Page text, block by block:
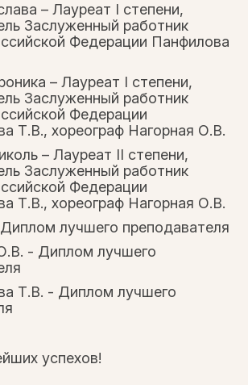
– Лауреат I степени,
Заслуженный работник
Федерации Панфилова
– Лауреат I степени,
Заслуженный работник
Федерации
Т.В., хореограф Нагорная О.В.
– Лауреат II степени,
Заслуженный работник
Федерации
Т.В., хореограф Нагорная О.В.
лучшего преподавателя
- Диплом лучшего
Т.В. - Диплом лучшего
успехов!